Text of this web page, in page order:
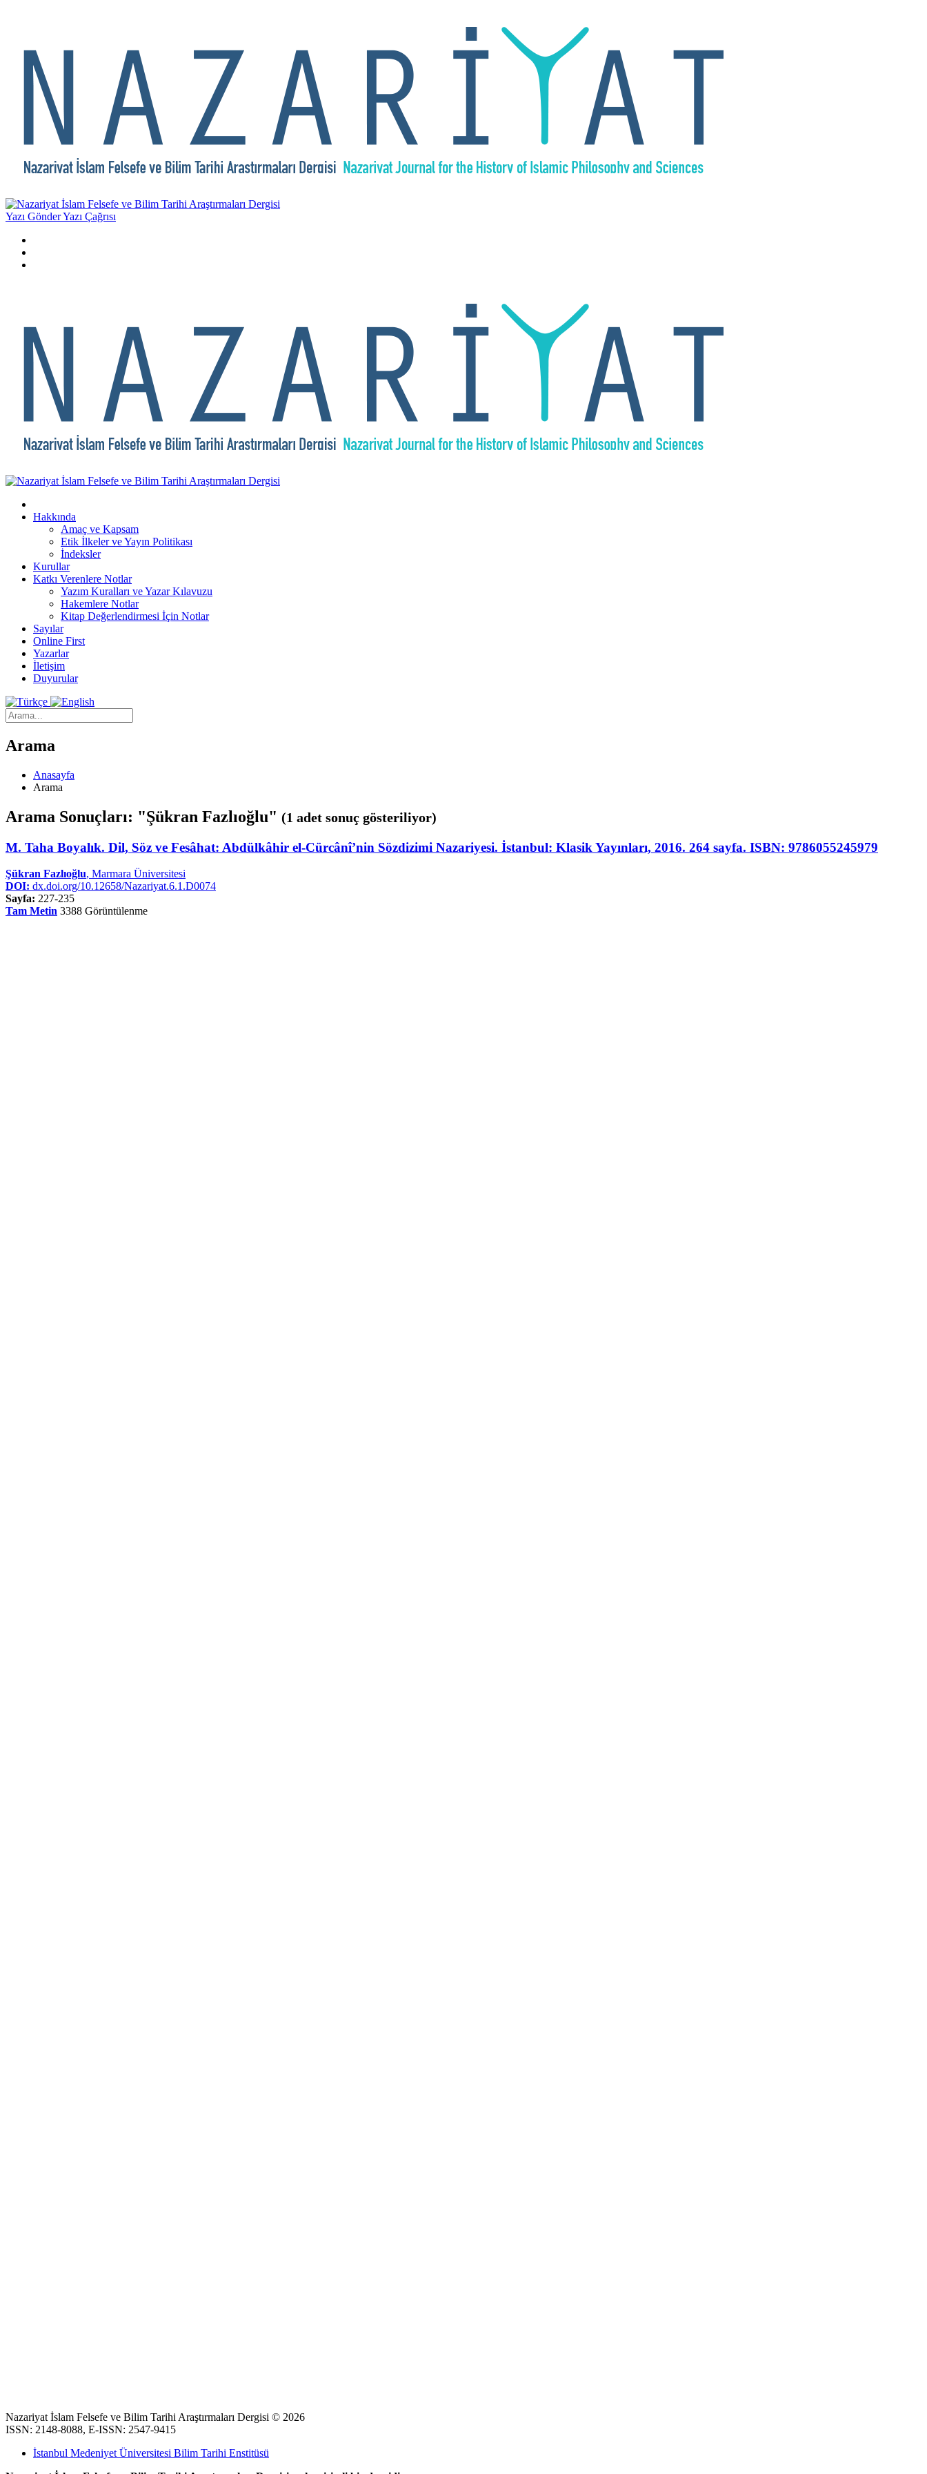
Yazı GönderYazı Çağrısı
Hakkında
Amaç ve Kapsam
Etik İlkeler ve Yayın Politikası
İndeksler
Kurullar
Katkı Verenlere Notlar
Yazım Kuralları ve Yazar Kılavuzu
Hakemlere Notlar
Kitap Değerlendirmesi İçin Notlar
Sayılar
Online First
Yazarlar
İletişim
Duyurular
Arama
Anasayfa
Arama
Arama Sonuçları: "Şükran Fazlıoğlu" (1 adet sonuç gösteriliyor)
M. Taha Boyalık. Dil, Söz ve Fesâhat: Abdülkâhir el-Cürcânî’nin Sözdizimi Nazariyesi. İstanbul: Klasik Yayınları, 2016. 264 sayfa. ISBN: 9786055245979
Şükran Fazlıoğlu, Marmara Üniversitesi
DOI: dx.doi.org/10.12658/Nazariyat.6.1.D0074
Sayfa: 227-235
Tam Metin 3388 Görüntülenme
Nazariyat İslam Felsefe ve Bilim Tarihi Araştırmaları Dergisi © 2026
ISSN: 2148-8088, E-ISSN: 2547-9415
İstanbul Medeniyet Üniversitesi Bilim Tarihi Enstitüsü